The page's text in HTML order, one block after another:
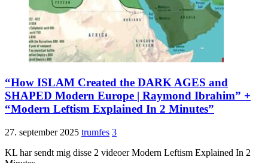
“How ISLAM Created the DARK AGES and
SHAPED Modern Europe | Raymond Ibrahim” +
“Modern Leftism Explained In 2 Minutes”
27. september 2025 trumfes 3
KL har sendt mig disse 2 videoer Modern Leftism Explained In 2